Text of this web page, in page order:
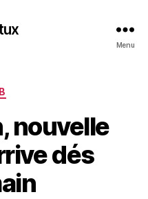
Menu
nouvelle
dés